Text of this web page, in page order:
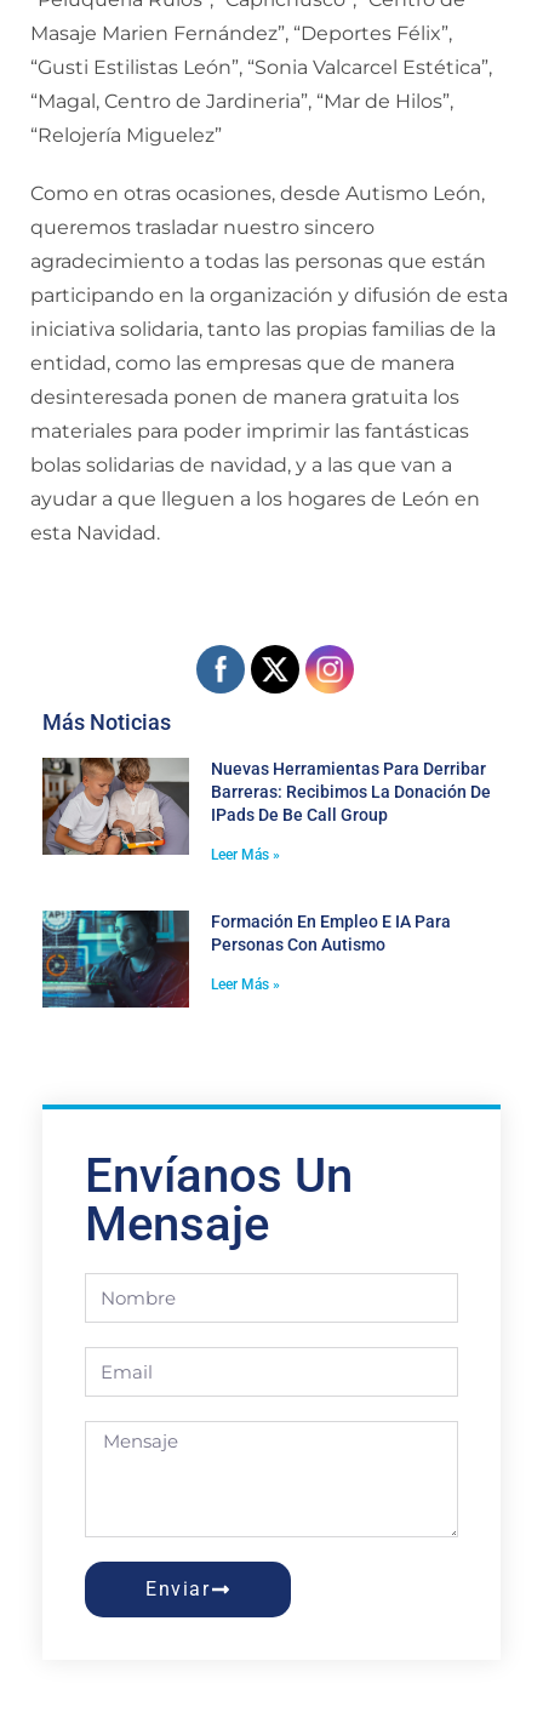
Masaje Marien Fernández”, “Deportes Félix”,
“Gusti Estilistas León”, “Sonia Valcarcel Estética”,
“Magal, Centro de Jardineria”, “Mar de Hilos”,
“Relojería Miguelez”
Como en otras ocasiones, desde Autismo León,
queremos trasladar nuestro sincero
agradecimiento a todas las personas que están
participando en la organización y difusión de esta
iniciativa solidaria, tanto las propias familias de la
entidad, como las empresas que de manera
desinteresada ponen de manera gratuita los
materiales para poder imprimir las fantásticas
bolas solidarias de navidad, y a las que van a
ayudar a que lleguen a los hogares de León en
esta Navidad.
Más Noticias
Nuevas Herramientas Para Derribar
Barreras: Recibimos La Donación De
IPads De Be Call Group
Leer Más »
Formación En Empleo E IA Para
Personas Con Autismo
Leer Más »
Envíanos Un
Mensaje
Enviar